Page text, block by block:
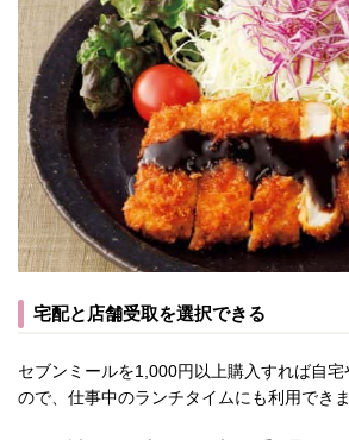
宅配と店舗受取を選択できる
セブンミールを1,000円以上購入すれば自
ので、仕事中のランチタイムにも利用でき